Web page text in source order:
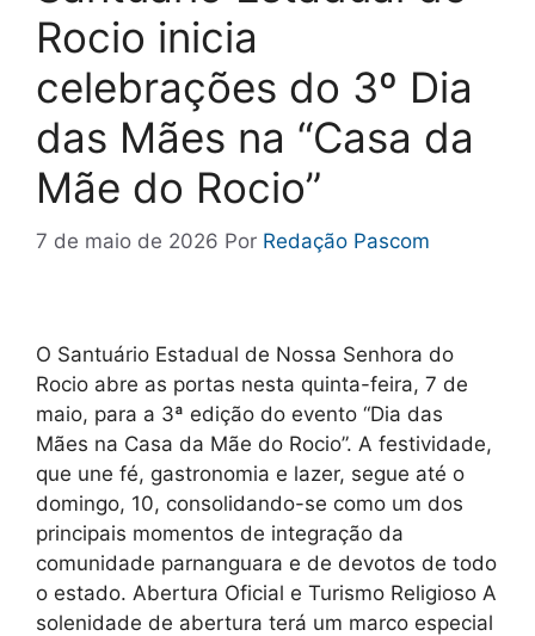
Rocio inicia
celebrações do 3º Dia
das Mães na “Casa da
Mãe do Rocio”
7 de maio de 2026 Por Redação Pascom
O Santuário Estadual de Nossa Senhora do
Rocio abre as portas nesta quinta-feira, 7 de
maio, para a 3ª edição do evento “Dia das
Mães na Casa da Mãe do Rocio”. A festividade,
que une fé, gastronomia e lazer, segue até o
domingo, 10, consolidando-se como um dos
principais momentos de integração da
comunidade parnanguara e de devotos de todo
o estado. Abertura Oficial e Turismo Religioso A
solenidade de abertura terá um marco especial